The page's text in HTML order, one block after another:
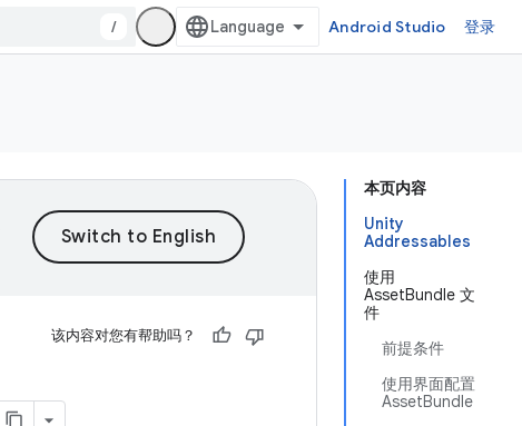
/ Android Studio 登录
本页内容
Unity
Addressables
使用
AssetBundle 文
件
前提条件
使用界面配置
AssetBundle
该内容对您有帮助吗？